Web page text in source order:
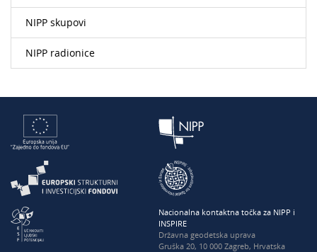
NIPP skupovi
NIPP radionice
Nacionalna kontaktna točka za NIPP i
INSPIRE
Državna geodetska uprava
Gruška 20, 10 000 Zagreb, Hrvatska